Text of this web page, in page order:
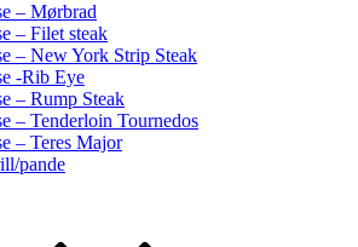
– Mørbrad
– Filet steak
– New York Strip Steak
-Rib Eye
– Rump Steak
– Tenderloin Tournedos
– Teres Major
pande